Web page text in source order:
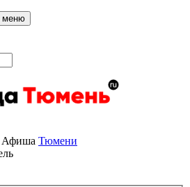
меню
Афиша Тюмени